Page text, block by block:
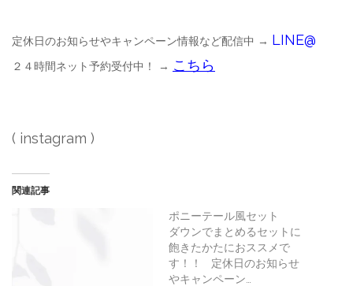
定休日のお知らせやキャンペーン情報など配信中 → LINE@
２４時間ネット予約受付中！ → こちら
( instagram )
関連記事
ポニーテール風セット
ダウンでまとめるセットに
飽きたかたにおススメで
す‍！！ 定休日のお知らせ
やキャンペーン…